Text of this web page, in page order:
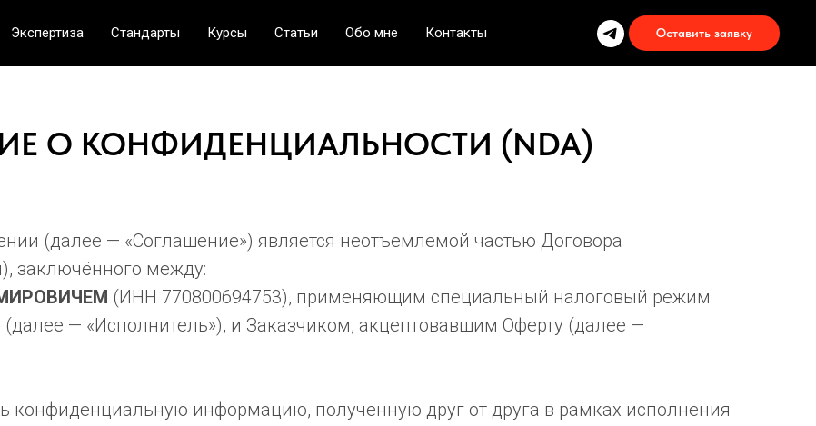
Экспертиза Стандарты Курсы Статьи Обо мне Контакты Оставить заявку
О КОНФИДЕНЦИАЛЬНОСТИ (NDA)
(далее — «Соглашение») является неотъемлемой частью Договора
заключённого между:
(ИНН 770800694753), применяющим специальный налоговый режим
— «Исполнитель»), и Заказчиком, акцептовавшим Оферту (далее —
конфиденциальную информацию, полученную друг от друга в рамках исполнения